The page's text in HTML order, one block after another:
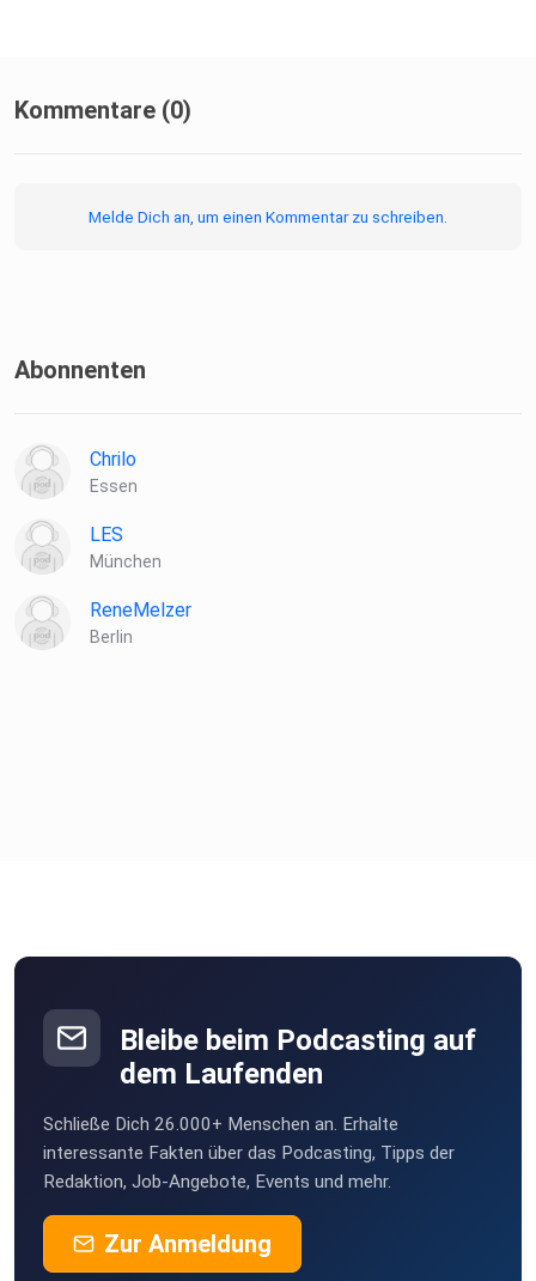
Kommentare (0)
Melde Dich an, um einen Kommentar zu schreiben.
Abonnenten
Chrilo
Essen
LES
München
ReneMelzer
Berlin
Bleibe beim Podcasting auf
dem Laufenden
Schließe Dich 26.000+ Menschen an. Erhalte
interessante Fakten über das Podcasting, Tipps der
Redaktion, Job-Angebote, Events und mehr.
Zur Anmeldung